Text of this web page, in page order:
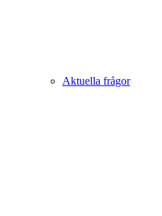
Aktuella frågor